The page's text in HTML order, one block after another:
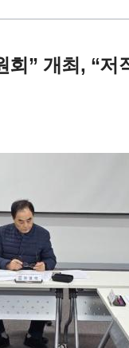
회” 개최, “저